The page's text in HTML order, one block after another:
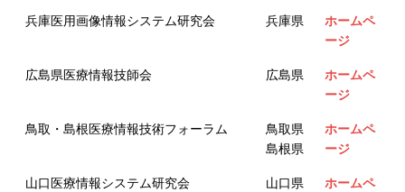
兵庫医用画像情報システム研究会
兵庫県
ホームペ
ージ
広島県医療情報技師会
広島県
ホームペ
ージ
鳥取・島根医療情報技術フォーラム
鳥取県
島根県
ホームペ
ージ
山口医療情報システム研究会
山口県
ホームペ